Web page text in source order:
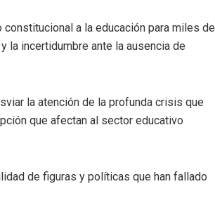
a la educación para miles de
la incertidumbre ante la ausencia de
la atención de la profunda crisis que
que afectan al sector educativo
de figuras y políticas que han fallado